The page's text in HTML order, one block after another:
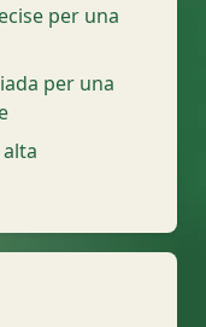
per una
per una